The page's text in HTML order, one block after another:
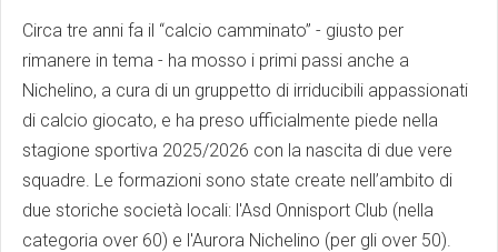
Circa tre anni fa il “calcio camminato” - giusto per
rimanere in tema - ha mosso i primi passi anche a
Nichelino, a cura di un gruppetto di irriducibili appassionati
di calcio giocato, e ha preso ufficialmente piede nella
stagione sportiva 2025/2026 con la nascita di due vere
squadre. Le formazioni sono state create nell’ambito di
due storiche società locali: l'Asd Onnisport Club (nella
categoria over 60) e l'Aurora Nichelino (per gli over 50).